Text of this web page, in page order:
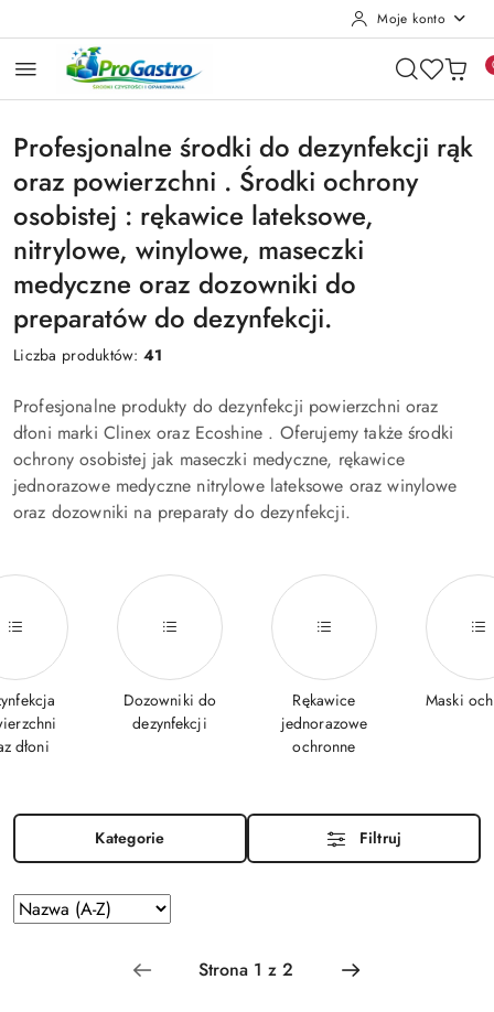
Moje konto
Profesjonalne środki do dezynfekcji rąk
oraz powierzchni . Środki ochrony
osobistej : rękawice lateksowe,
nitrylowe, winylowe, maseczki
medyczne oraz dozowniki do
preparatów do dezynfekcji.
Liczba produktów:41
Profesjonalne produkty do dezynfekcji powierzchni oraz
dłoni marki Clinex oraz Ecoshine . Oferujemy także środki
ochrony osobistej jak maseczki medyczne, rękawice
jednorazowe medyczne nitrylowe lateksowe oraz winylowe
oraz dozowniki na preparaty do dezynfekcji.
dłoni
Dozowniki do
dezynfekcji
Rękawice
jednorazowe
ochronne
Maski
Kategorie Filtruj
Zastosowano
sortowanie:
Sortuj
według